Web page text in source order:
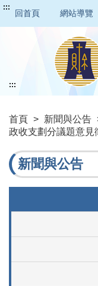
:::
回首頁 網站導覽
首頁 > 新聞與公告
政收支劃分議題意見
:::
新聞與公告